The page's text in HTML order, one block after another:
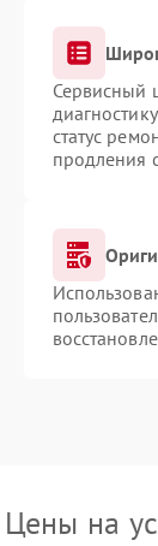
Сервисный
статус
продления
Цены на